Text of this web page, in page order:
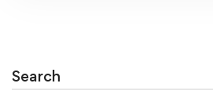
Search